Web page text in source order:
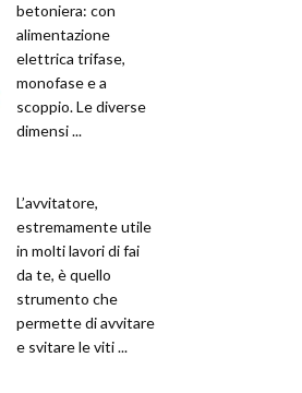
betoniera: con
alimentazione
elettrica trifase,
monofase e a
scoppio. Le diverse
dimensi ...
L’avvitatore,
estremamente utile
in molti lavori di fai
da te, è quello
strumento che
permette di avvitare
e svitare le viti ...